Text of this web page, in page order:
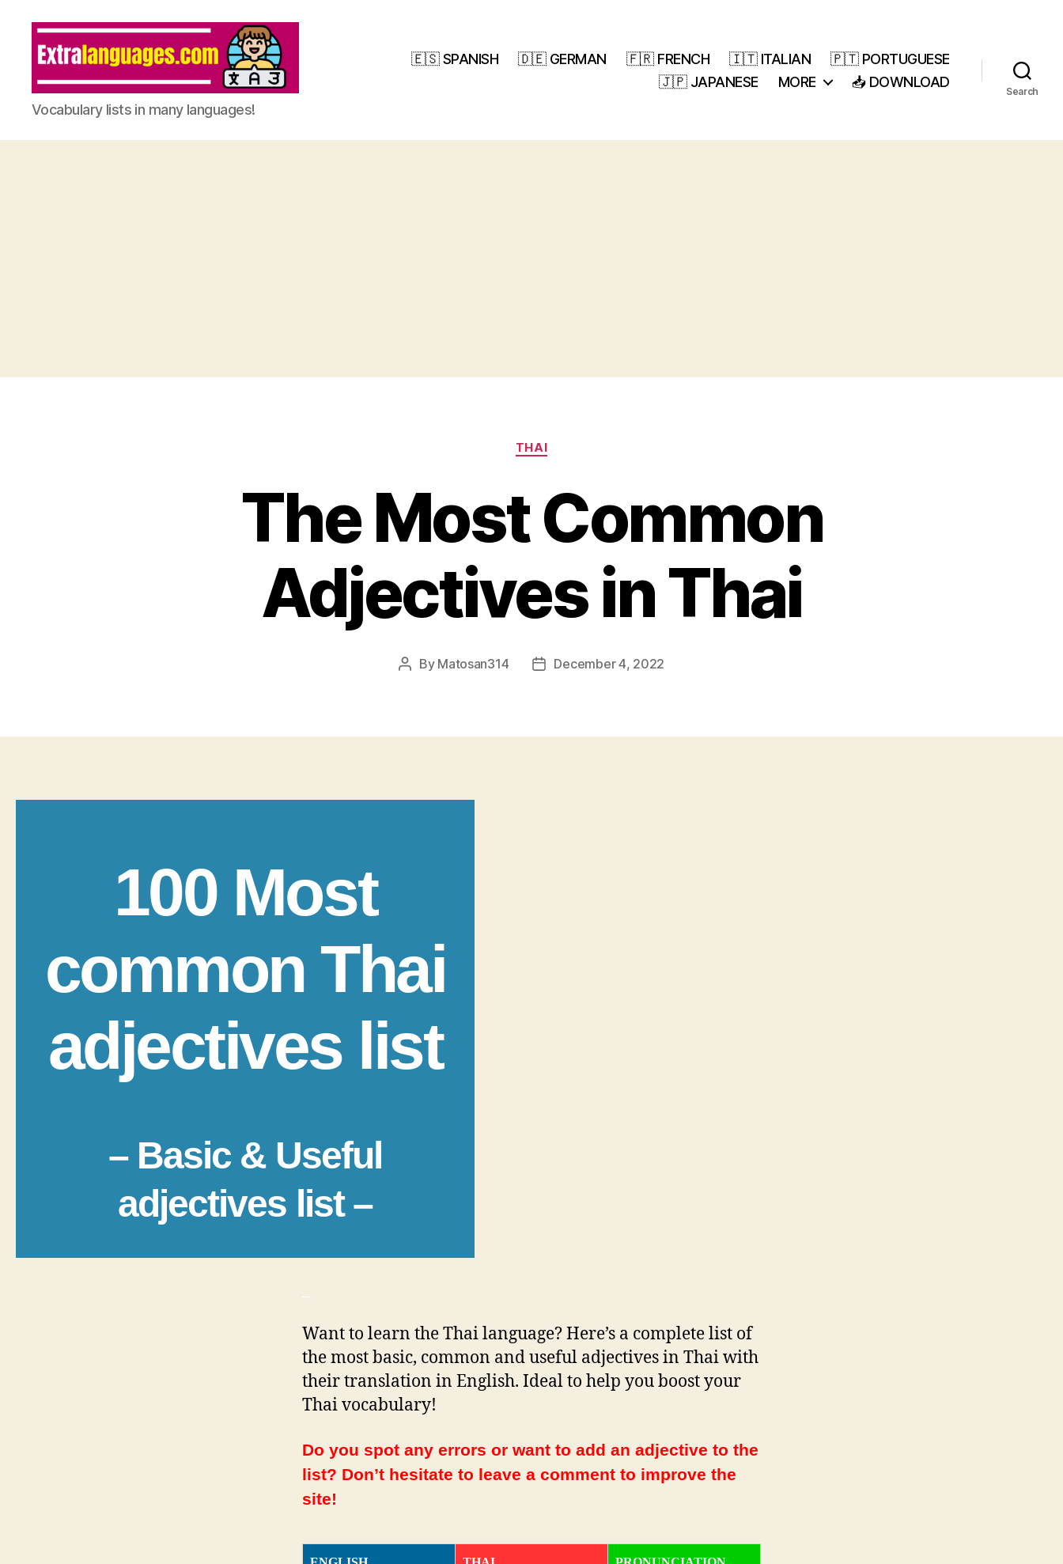
Vocabulary lists in many languages!
🇪🇸 SPANISH 🇩🇪 GERMAN 🇫🇷 FRENCH 🇮🇹 ITALIAN
🇵🇹 PORTUGUESE
🇯🇵 JAPANESE
MORE 📥 DOWNLOAD
Search
Categories
THAI
The Most Common
Adjectives in Thai
Post
By Matosan314
PostDecember 4, 2022
100 Most
common Thai
adjectives list
– Basic & Useful
adjectives list –
Want to learn the Thai language? Here’s a complete list of
the most basic, common and useful adjectives in Thai with
their translation in English. Ideal to help you boost your
Thai vocabulary!
Do you spot any errors or want to add an adjective to the
list? Don’t hesitate to leave a comment to improve the
site!